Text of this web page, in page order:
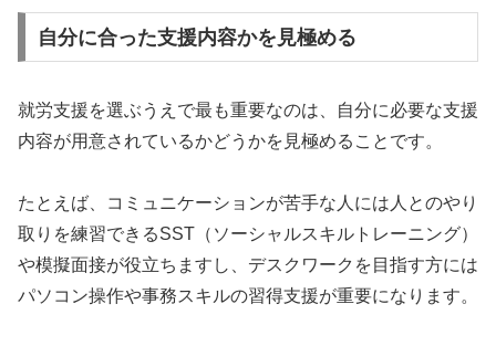
自分に合った支援内容かを見極める
就労支援を選ぶうえで最も重要なのは、自分に必要な支援
内容が用意されているかどうかを見極めることです。
たとえば、コミュニケーションが苦手な人には人とのやり
取りを練習できるSST（ソーシャルスキルトレーニング）
や模擬面接が役立ちますし、デスクワークを目指す方には
パソコン操作や事務スキルの習得支援が重要になります。